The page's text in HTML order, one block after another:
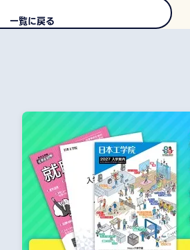
一覧に戻る